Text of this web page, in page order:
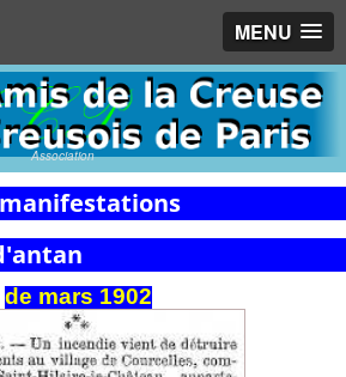
MENU
Association
de mars 1902